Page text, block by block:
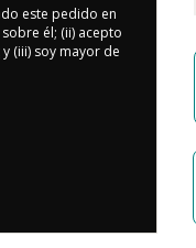
este pedido en
él; (ii) acepto
y (iii) soy mayor de